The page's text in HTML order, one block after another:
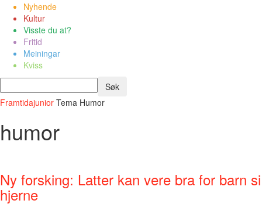
Nyhende
Kultur
Visste du at?
Fritid
Meiningar
Kviss
Framtidajunior Tema Humor
humor
Ny forsking: Latter kan vere bra for barn si
hjerne